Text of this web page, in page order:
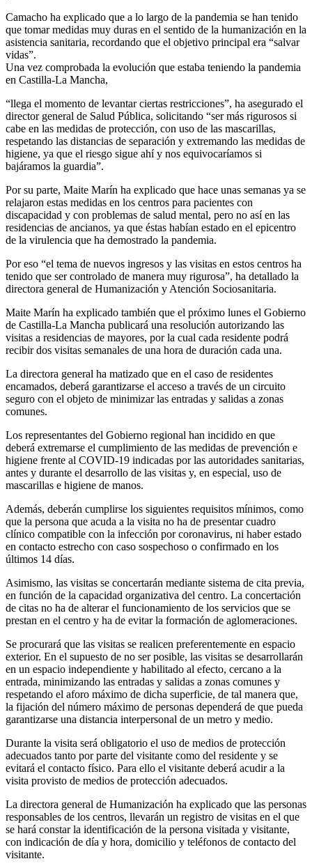
Camacho ha explicado que a lo largo de la pandemia se han tenido
que tomar medidas muy duras en el sentido de la humanización en la
asistencia sanitaria, recordando que el objetivo principal era “salvar
vidas”.
Una vez comprobada la evolución que estaba teniendo la pandemia
en Castilla-La Mancha,
“llega el momento de levantar ciertas restricciones”, ha asegurado el
director general de Salud Pública, solicitando “ser más rigurosos si
cabe en las medidas de protección, con uso de las mascarillas,
respetando las distancias de separación y extremando las medidas de
higiene, ya que el riesgo sigue ahí y nos equivocaríamos si
bajáramos la guardia”.
Por su parte, Maite Marín ha explicado que hace unas semanas ya se
relajaron estas medidas en los centros para pacientes con
discapacidad y con problemas de salud mental, pero no así en las
residencias de ancianos, ya que éstas habían estado en el epicentro
de la virulencia que ha demostrado la pandemia.
Por eso “el tema de nuevos ingresos y las visitas en estos centros ha
tenido que ser controlado de manera muy rigurosa”, ha detallado la
directora general de Humanización y Atención Sociosanitaria.
Maite Marín ha explicado también que el próximo lunes el Gobierno
de Castilla-La Mancha publicará una resolución autorizando las
visitas a residencias de mayores, por la cual cada residente podrá
recibir dos visitas semanales de una hora de duración cada una.
La directora general ha matizado que en el caso de residentes
encamados, deberá garantizarse el acceso a través de un circuito
seguro con el objeto de minimizar las entradas y salidas a zonas
comunes.
Los representantes del Gobierno regional han incidido en que
deberá extremarse el cumplimiento de las medidas de prevención e
higiene frente al COVID-19 indicadas por las autoridades sanitarias,
antes y durante el desarrollo de las visitas y, en especial, uso de
mascarillas e higiene de manos.
Además, deberán cumplirse los siguientes requisitos mínimos, como
que la persona que acuda a la visita no ha de presentar cuadro
clínico compatible con la infección por coronavirus, ni haber estado
en contacto estrecho con caso sospechoso o confirmado en los
últimos 14 días.
Asimismo, las visitas se concertarán mediante sistema de cita previa,
en función de la capacidad organizativa del centro. La concertación
de citas no ha de alterar el funcionamiento de los servicios que se
prestan en el centro y ha de evitar la formación de aglomeraciones.
Se procurará que las visitas se realicen preferentemente en espacio
exterior. En el supuesto de no ser posible, las visitas se desarrollarán
en un espacio independiente y habilitado al efecto, cercano a la
entrada, minimizando las entradas y salidas a zonas comunes y
respetando el aforo máximo de dicha superficie, de tal manera que,
la fijación del número máximo de personas dependerá de que pueda
garantizarse una distancia interpersonal de un metro y medio.
Durante la visita será obligatorio el uso de medios de protección
adecuados tanto por parte del visitante como del residente y se
evitará el contacto físico. Para ello el visitante deberá acudir a la
visita provisto de medios de protección adecuados.
La directora general de Humanización ha explicado que las personas
responsables de los centros, llevarán un registro de visitas en el que
se hará constar la identificación de la persona visitada y visitante,
con indicación de día y hora, domicilio y teléfonos de contacto del
visitante.